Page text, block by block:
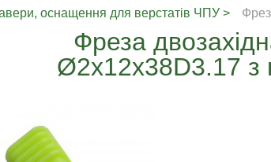
оснащення для верстатів ЧПУ
Фреза
Ø2x12x38D3.17 з